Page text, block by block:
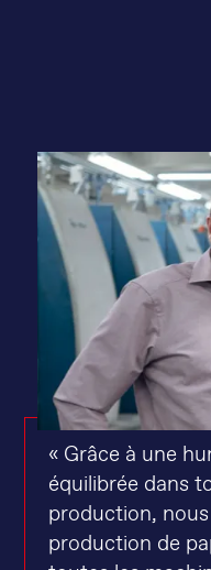
« Grâce à une
équilibrée dans
production,
production de